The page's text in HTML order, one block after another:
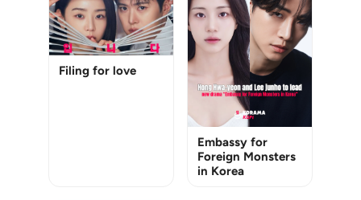
Filing for love
Embassy for
Foreign Monsters
in Korea